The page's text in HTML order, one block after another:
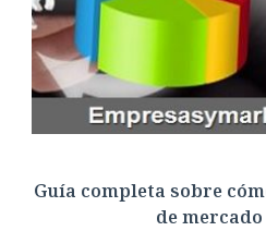
Guía completa sobre
de